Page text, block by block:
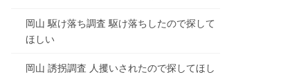
岡山 駆け落ち調査 駆け落ちしたので探して
ほしい
岡山 誘拐調査 人攫いされたので探してほし